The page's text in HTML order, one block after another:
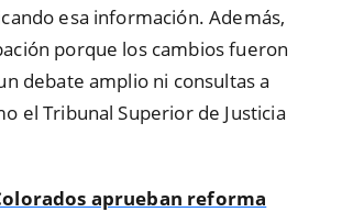
esa información. Además,
porque los cambios fueron
debate amplio ni consultas a
el Tribunal Superior de Justicia
aprueban reforma